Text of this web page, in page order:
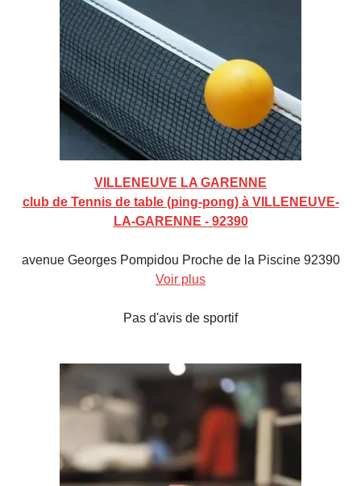
VILLENEUVE LA GARENNE
club de Tennis de table (ping-pong) à VILLENEUVE-
LA-GARENNE - 92390
avenue Georges Pompidou Proche de la Piscine 92390
Voir plus
Pas d'avis de sportif